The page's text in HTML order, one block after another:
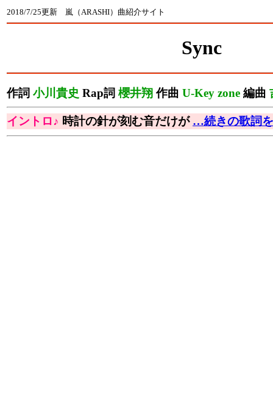
2018/7/25更新 嵐（ARASHI）曲紹介サイト
Sync
作詞 小川貴史 Rap詞 櫻井翔 作曲 U-Key zone 編曲
イントロ♪ 時計の針が刻む音だけが …続きの歌詞